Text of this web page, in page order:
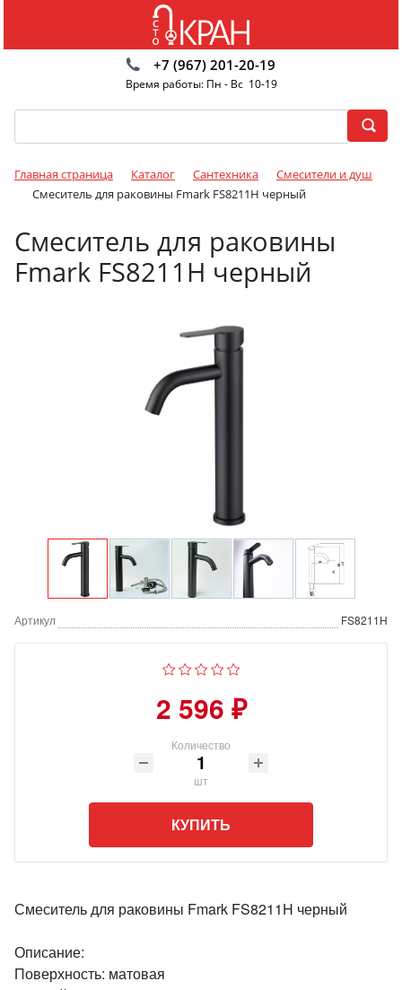
+7 (967) 201-20-19
Время работы: Пн - Вс 10-19
Главная страница Каталог Сантехника
Смесители и душ
Смеситель для раковины Fmark FS8211H черный
Смеситель для раковины
Fmark FS8211H черный
Артикул FS8211H
2 596 ₽
Количество
шт
КУПИТЬ
Смеситель для раковины Fmark FS8211H черный
Описание:
Поверхность: матовая